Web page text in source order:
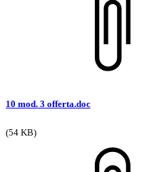
10 mod. 3 offerta.doc
(54 KB)